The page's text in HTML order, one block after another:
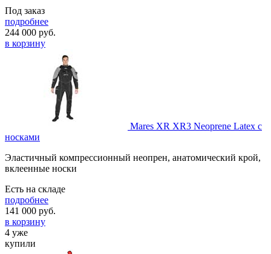
Под заказ
подробнее
244 000 руб.
в корзину
Mares XR XR3 Neoprene Latex с
носками
Эластичный компрессионный неопрен, анатомический крой,
вклеенные носки
Есть на складе
подробнее
141 000 руб.
в корзину
4 уже
купили